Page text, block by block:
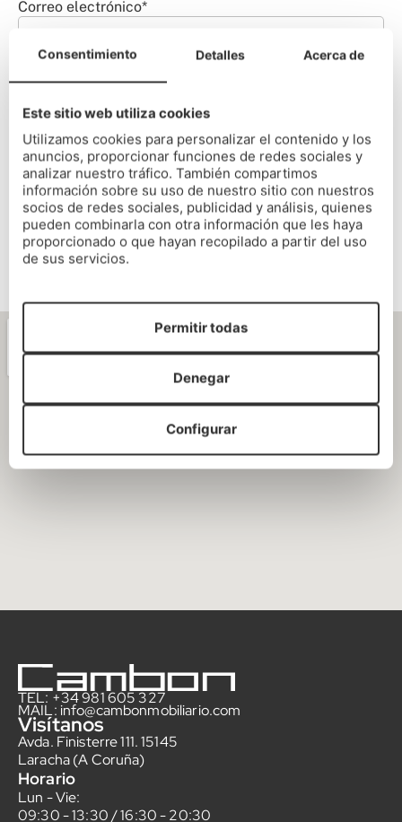
Correo electrónico*
He leído y acepto la política de privacidad (leer aquí)
TEL: +34 981 605 327
MAIL: info@cambonmobiliario.com
Visítanos
Avda. Finisterre 111. 15145
Laracha (A Coruña)
Horario
Lun - Vie:
09:30 - 13:30 / 16:30 - 20:30
Consentimiento Detalles Acerca de
Este sitio web utiliza cookies
Utilizamos cookies para personalizar el contenido y los
anuncios, proporcionar funciones de redes sociales y
analizar nuestro tráfico. También compartimos
información sobre su uso de nuestro sitio con nuestros
socios de redes sociales, publicidad y análisis, quienes
pueden combinarla con otra información que les haya
proporcionado o que hayan recopilado a partir del uso
de sus servicios.
Configurar
Denegar
Permitir todas